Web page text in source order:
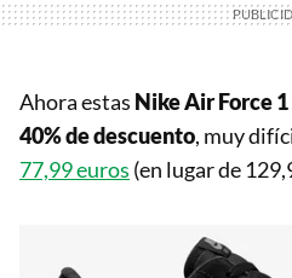
Ahora estas Nike Air Force
40% de descuento, muy
77,99 euros (en lugar de